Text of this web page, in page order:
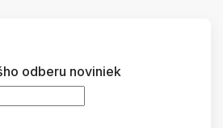
odberu noviniek